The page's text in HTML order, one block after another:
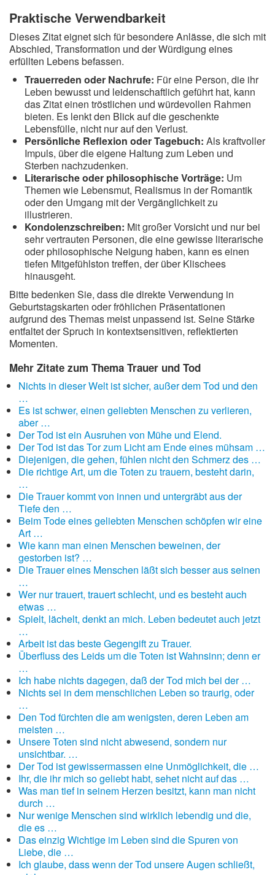
Praktische Verwendbarkeit
Dieses Zitat eignet sich für besondere Anlässe, die sich mit
Abschied, Transformation und der Würdigung eines
erfüllten Lebens befassen.
Trauerreden oder Nachrufe: Für eine Person, die ihr
Leben bewusst und leidenschaftlich geführt hat, kann
das Zitat einen tröstlichen und würdevollen Rahmen
bieten. Es lenkt den Blick auf die geschenkte
Lebensfülle, nicht nur auf den Verlust.
Persönliche Reflexion oder Tagebuch: Als kraftvoller
Impuls, über die eigene Haltung zum Leben und
Sterben nachzudenken.
Literarische oder philosophische Vorträge: Um
Themen wie Lebensmut, Realismus in der Romantik
oder den Umgang mit der Vergänglichkeit zu
illustrieren.
Kondolenzschreiben: Mit großer Vorsicht und nur bei
sehr vertrauten Personen, die eine gewisse literarische
oder philosophische Neigung haben, kann es einen
tiefen Mitgefühlston treffen, der über Klischees
hinausgeht.
Bitte bedenken Sie, dass die direkte Verwendung in
Geburtstagskarten oder fröhlichen Präsentationen
aufgrund des Themas meist unpassend ist. Seine Stärke
entfaltet der Spruch in kontextsensitiven, reflektierten
Momenten.
Mehr Zitate zum Thema Trauer und Tod
Nichts in dieser Welt ist sicher, außer dem Tod und den
…
Es ist schwer, einen geliebten Menschen zu verlieren,
aber …
Der Tod ist ein Ausruhen von Mühe und Elend.
Der Tod ist das Tor zum Licht am Ende eines mühsam …
Diejenigen, die gehen, fühlen nicht den Schmerz des …
Die richtige Art, um die Toten zu trauern, besteht darin,
…
Die Trauer kommt von innen und untergräbt aus der
Tiefe den …
Beim Tode eines geliebten Menschen schöpfen wir eine
Art …
Wie kann man einen Menschen beweinen, der
gestorben ist? …
Die Trauer eines Menschen läßt sich besser aus seinen
…
Wer nur trauert, trauert schlecht, und es besteht auch
etwas …
Spielt, lächelt, denkt an mich. Leben bedeutet auch jetzt
…
Arbeit ist das beste Gegengift zu Trauer.
Überfluss des Leids um die Toten ist Wahnsinn; denn er
…
Ich habe nichts dagegen, daß der Tod mich bei der …
Nichts sei in dem menschlichen Leben so traurig, oder
…
Den Tod fürchten die am wenigsten, deren Leben am
meisten …
Unsere Toten sind nicht abwesend, sondern nur
unsichtbar. …
Der Tod ist gewissermassen eine Unmöglichkeit, die …
Ihr, die ihr mich so geliebt habt, sehet nicht auf das …
Was man tief in seinem Herzen besitzt, kann man nicht
durch …
Nur wenige Menschen sind wirklich lebendig und die,
die es …
Das einzig Wichtige im Leben sind die Spuren von
Liebe, die …
Ich glaube, dass wenn der Tod unsere Augen schließt,